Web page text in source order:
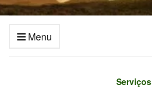
Menu
Serviços